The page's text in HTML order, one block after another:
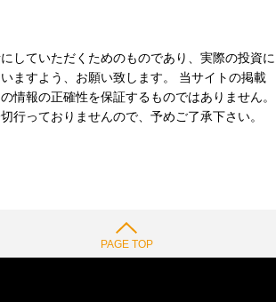
していただくためのものであり、実際の投資に
ますよう、お願い致します。 当サイトの掲載
情報の正確性を保証するものではありません。
行っておりませんので、予めご了承下さい。
PAGE TOP